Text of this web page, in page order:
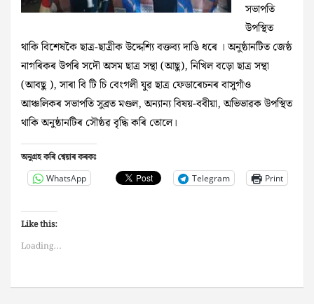
সভাপতি
উপস্থিত
থাকি বিশেষকৈ‌ ছাত্ৰ-ছাত্ৰীক উদ্দেশ্যি বক্তব্য দাঙি ধৰে । অনুষ্ঠানটিত জেষ্ঠ
নাগৰিকৰ উপৰি সদৌ অসম ছাত্ৰ সন্থা (আছু), নিখিল বড়ো ছাত্ৰ সন্থা
(আবছু ), সাৰা বি টি‌ চি বেংগলী যুৱ ছাত্ৰ ফেডাৰেচনৰ বাসুগাঁও
আঞ্চলিকৰ সভাপতি সুব্ৰত মণ্ডল, অন্যান্য বিষয়-ববীয়া, অভিভাৱক উপস্থিত
থাকি অনুষ্ঠানটিৰ সৌষ্ঠৱ বৃদ্ধি কৰি তোলে।
অনুগ্ৰহ কৰি শ্বেয়াৰ কৰকঃ
WhatsApp Telegram Print
Like this:
Loading...